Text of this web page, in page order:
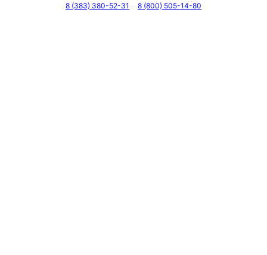
8 (383) 380-52-31 8 (800) 505-14-80